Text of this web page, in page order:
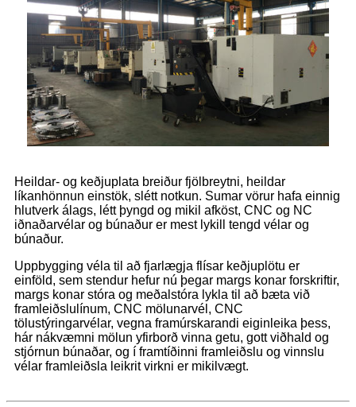
Heildar- og keðjuplata breiður fjölbreytni, heildar
líkanhönnun einstök, slétt notkun. Sumar vörur hafa einnig
hlutverk álags, létt þyngd og mikil afköst, CNC og NC
iðnaðarvélar og búnaður er mest lykill tengd vélar og
búnaður.
Uppbygging véla til að fjarlægja flísar keðjuplötu er
einföld, sem stendur hefur nú þegar margs konar forskriftir,
margs konar stóra og meðalstóra lykla til að bæta við
framleiðslulínum, CNC mölunarvél, CNC
tölustýringarvélar, vegna framúrskarandi eiginleika þess,
hár nákvæmni mölun yfirborð vinna getu, gott viðhald og
stjórnun búnaðar, og í framtíðinni framleiðslu og vinnslu
vélar framleiðsla leikrit virkni er mikilvægt.